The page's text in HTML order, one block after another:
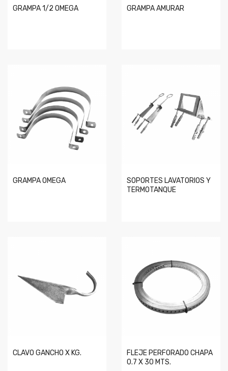
GRAMPA 1/2 OMEGA GRAMPA AMURAR
GRAMPA OMEGA
SOPORTES LAVATORIOS Y
TERMOTANQUE
CLAVO GANCHO X KG.
FLEJE PERFORADO CHAPA
0.7 X 30 MTS.